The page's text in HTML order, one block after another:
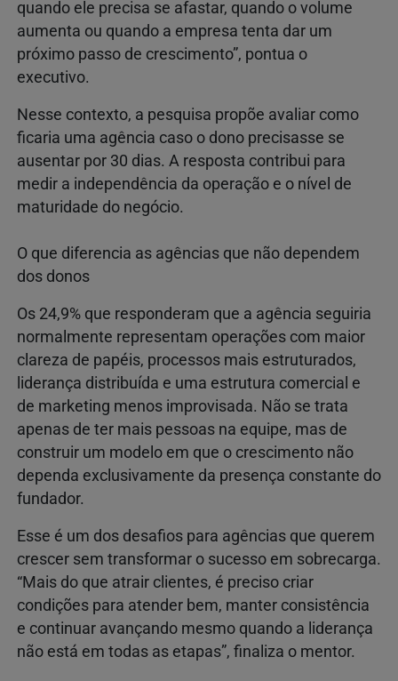
quando ele precisa se afastar, quando o volume
aumenta ou quando a empresa tenta dar um
próximo passo de crescimento”, pontua o
executivo.
Nesse contexto, a pesquisa propõe avaliar como
ficaria uma agência caso o dono precisasse se
ausentar por 30 dias. A resposta contribui para
medir a independência da operação e o nível de
maturidade do negócio.
O que diferencia as agências que não dependem
dos donos
Os 24,9% que responderam que a agência seguiria
normalmente representam operações com maior
clareza de papéis, processos mais estruturados,
liderança distribuída e uma estrutura comercial e
de marketing menos improvisada. Não se trata
apenas de ter mais pessoas na equipe, mas de
construir um modelo em que o crescimento não
dependa exclusivamente da presença constante do
fundador.
Esse é um dos desafios para agências que querem
crescer sem transformar o sucesso em sobrecarga.
“Mais do que atrair clientes, é preciso criar
condições para atender bem, manter consistência
e continuar avançando mesmo quando a liderança
não está em todas as etapas”, finaliza o mentor.